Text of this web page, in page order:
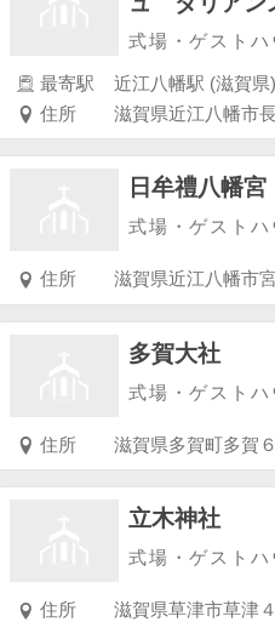
式場・ゲストハ
最寄駅
近江八幡駅 (滋賀県)
住所
滋賀県近江八幡市
日牟禮八幡宮
式場・ゲストハ
住所 滋賀県近江八幡市
多賀大社
式場・ゲストハ
住所 滋賀県多賀町多賀
立木神社
式場・ゲストハ
住所 滋賀県草津市草津